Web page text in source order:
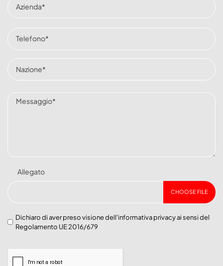
Allegato
CHOOSE FILE
Dichiaro di aver preso visione dell'informativa privacyai sensi del
Regolamento UE 2016/679